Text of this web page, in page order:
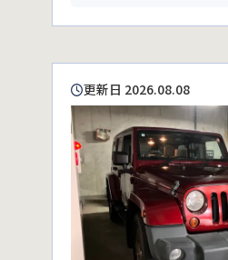
更新日 2026.08.08